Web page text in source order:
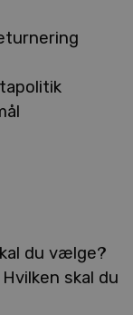
du vælge?
skal du